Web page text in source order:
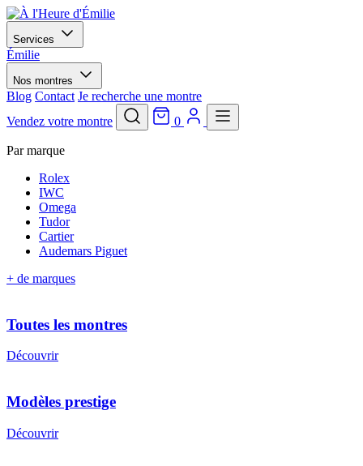
Services
Émilie
Nos montres
Blog Contact Je recherche une montre
Vendez votre montre
0
Par marque
Rolex
IWC
Omega
Tudor
Cartier
Audemars Piguet
+ de marques
Toutes les montres
Découvrir
Modèles prestige
Découvrir